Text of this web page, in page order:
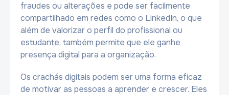
fraudes ou alterações e pode ser facilmente
compartilhado em redes como o LinkedIn, o que
além de valorizar o perfil do profissional ou
estudante, também permite que ele ganhe
presença digital para a organização.
Os crachás digitais podem ser uma forma eficaz
de motivar as pessoas a aprender e crescer. Eles